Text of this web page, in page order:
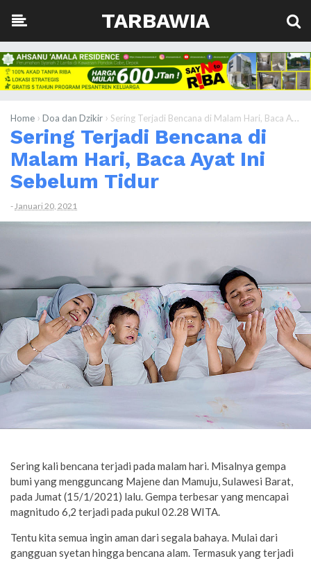
TARBAWIA
Home › Doa dan Dzikir › Sering Terjadi Bencana di Malam Hari, Baca Ayat Ini Sebelum Tidur
Sering Terjadi Bencana di
Malam Hari, Baca Ayat Ini
Sebelum Tidur
-Januari 20, 2021
Sering kali bencana terjadi pada malam hari. Misalnya gempa
bumi yang mengguncang Majene dan Mamuju, Sulawesi Barat,
pada Jumat (15/1/2021) lalu. Gempa terbesar yang mencapai
magnitudo 6,2 terjadi pada pukul 02.28 WITA.
Tentu kita semua ingin aman dari segala bahaya. Mulai dari
gangguan syetan hingga bencana alam. Termasuk yang terjadi